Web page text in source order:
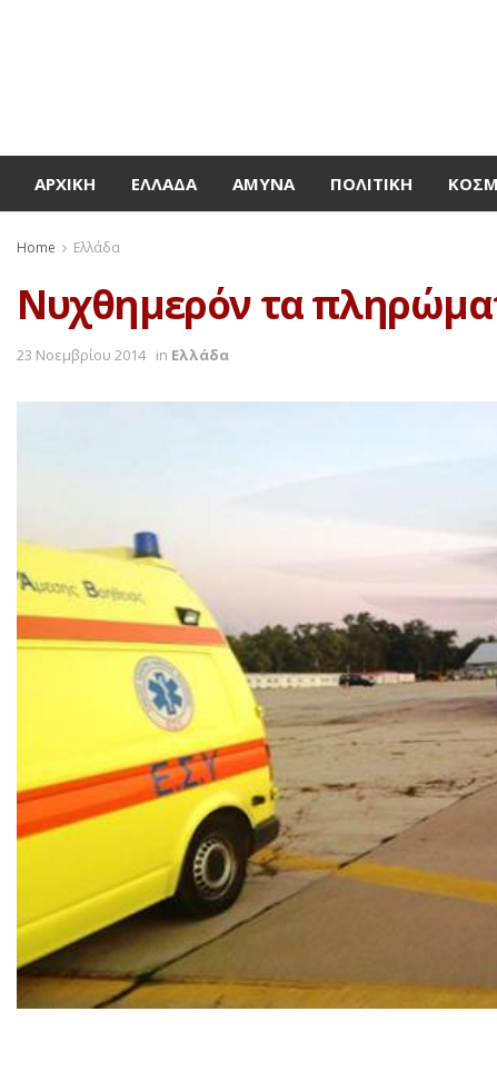
ΑΡΧΙΚΉ ΕΛΛΆΔΑ ΆΜΥΝΑ ΠΟΛΙΤΙΚΉ
Home Ελλάδα
Νυχθημερόν τα
23 Νοεμβρίου 2014 in Ελλάδα